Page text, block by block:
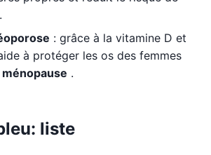
: grâce à la vitamine D et
à protéger les os des femmes
ménopause .
liste